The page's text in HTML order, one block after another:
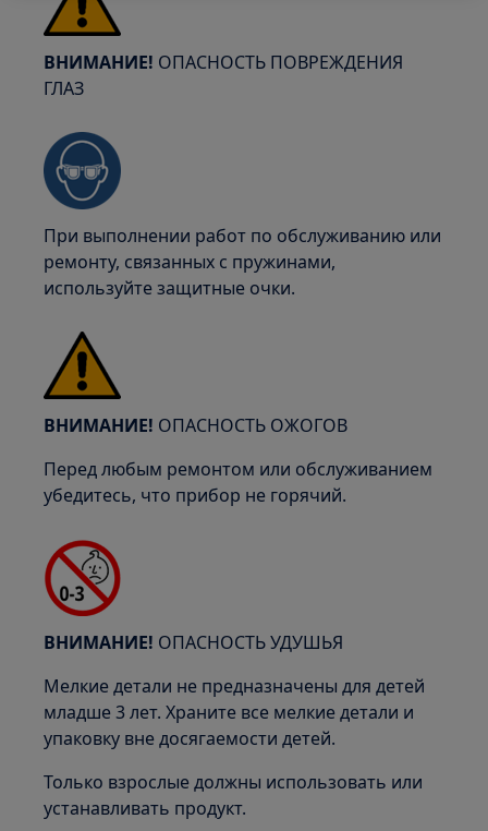
ВНИМАНИЕ! ОПАСНОСТЬ ПОВРЕЖДЕНИЯ
ГЛАЗ
При выполнении работ по обслуживанию или
ремонту, связанных с пружинами,
используйте защитные очки.
ВНИМАНИЕ! ОПАСНОСТЬ ОЖОГОВ
Перед любым ремонтом или обслуживанием
убедитесь, что прибор не горячий.
ВНИМАНИЕ! ОПАСНОСТЬ УДУШЬЯ
Мелкие детали не предназначены для детей
младше 3 лет. Храните все мелкие детали и
упаковку вне досягаемости детей.
Только взрослые должны использовать или
устанавливать продукт.